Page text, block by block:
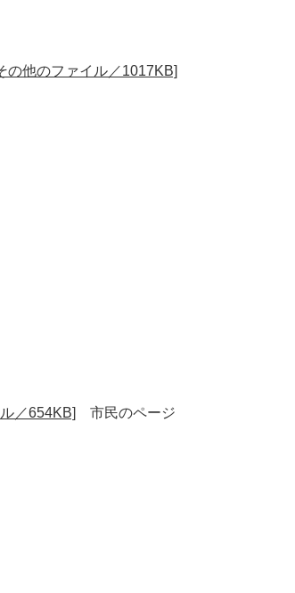
他のファイル／1017KB]
／654KB] 市民のページ